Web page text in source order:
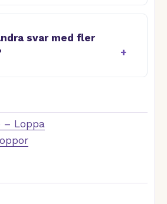
svar med fler
– Loppa